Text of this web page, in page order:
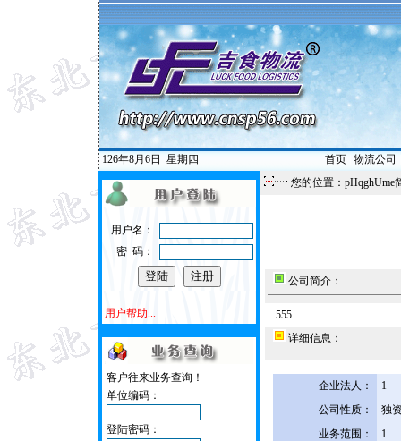
126年8月6日 星期四 首页| 物流公司
用户名：
密 码：
用户帮助...
客户往来业务查询！
单位编码：
登陆密码：
您的位置：pHqghUme
公司简介：
555
详细信息：
企业法人：
1
公司性质：
独
业务范围：
1